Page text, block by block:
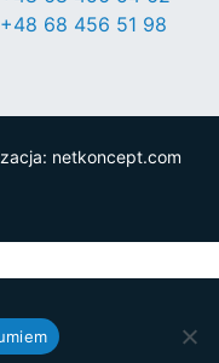
+48 68 456 51 98
netkoncept.com